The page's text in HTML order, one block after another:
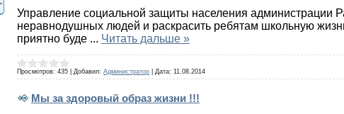
Управление социальной защиты населения админи­страции
неравнодушных людей и раскрасить ребятам школьную
приятно буде ... Читать дальше »
Просмотров: 435 Добавил: Администратор Дата: 11.08.2014
Мы за здоровый образ жизни !!!